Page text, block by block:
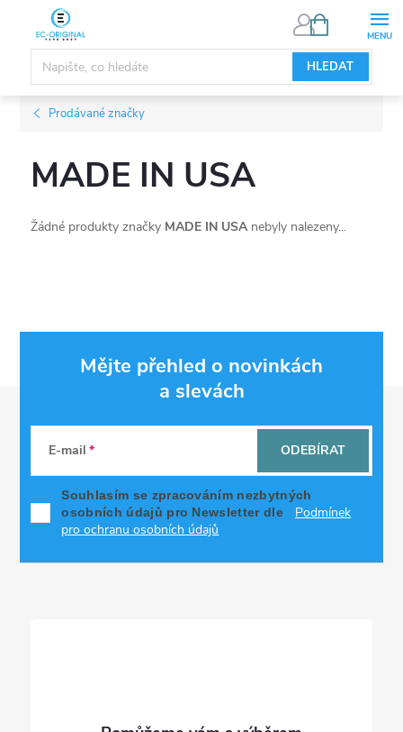
obsah
HLEDAT
NÁKUPNÍ
Prodávané značky
MADE IN USA
Žádné produkty značky MADE IN USAnebyly nalezeny...
Mějte přehled o novinkách
a slevách
E-mail
Souhlasím se zpracováním nezbytných
osobních údajů pro Newsletter dle
Podmínek
pro ochranu osobních údajů
ODEBÍRAT